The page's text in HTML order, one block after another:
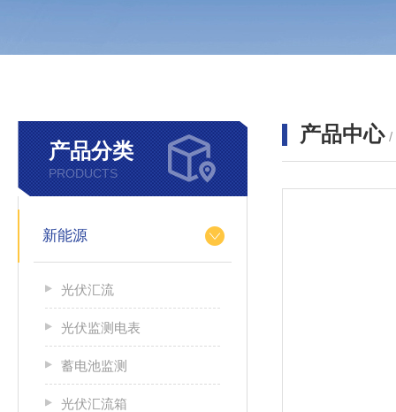
产品分类
PRODUCTS
新能源
光伏汇流
光伏监测电表
蓄电池监测
光伏汇流箱
产品中心 /